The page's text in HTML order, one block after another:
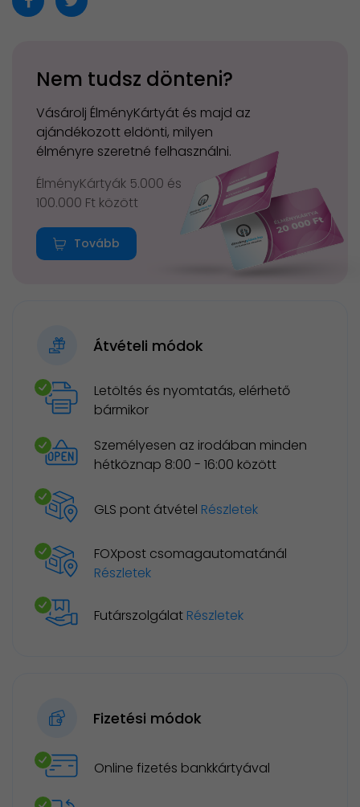
Nem tudsz dönteni?
Vásárolj ÉlményKártyát és majd az
ajándékozott eldönti, milyen
élményre szeretné felhasználni.
ÉlményKártyák 5.000 és
100.000 Ft között
Tovább
Átvételi módok
Letöltés és nyomtatás, elérhető
bármikor
Személyesen az irodában minden
hétköznap 8:00 - 16:00 között
GLS pont átvétel Részletek
FOXpost csomagautomatánál
Részletek
Futárszolgálat Részletek
Fizetési módok
Online fizetés bankkártyával